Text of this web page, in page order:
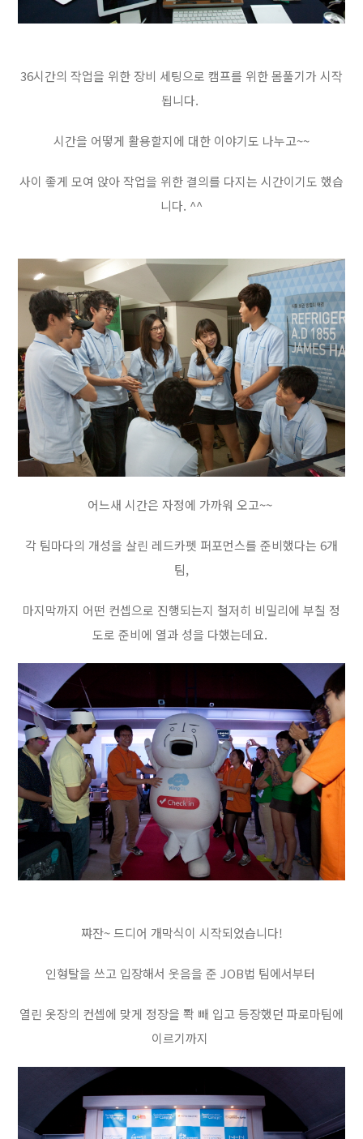
36시간의 작업을 위한 장비 세팅으로 캠프를 위한 몸풀기가 시작
됩니다.
시간을 어떻게 활용할지에 대한 이야기도 나누고~~
사이 좋게 모여 앉아 작업을 위한 결의를 다지는 시간이기도 했습
니다. ^^
어느새 시간은 자정에 가까워 오고~~
각 팀마다의 개성을 살린 레드카펫 퍼포먼스를 준비했다는 6개
팀,
마지막까지 어떤 컨셉으로 진행되는지 철저히 비밀리에 부칠 정
도로 준비에 열과 성을 다했는데요.
쨔잔~ 드디어 개막식이 시작되었습니다!
인형탈을 쓰고 입장해서 웃음을 준 JOB법 팀에서부터
열린 옷장의 컨셉에 맞게 정장을 쫙 빼 입고 등장했던 파로마팀에
이르기까지